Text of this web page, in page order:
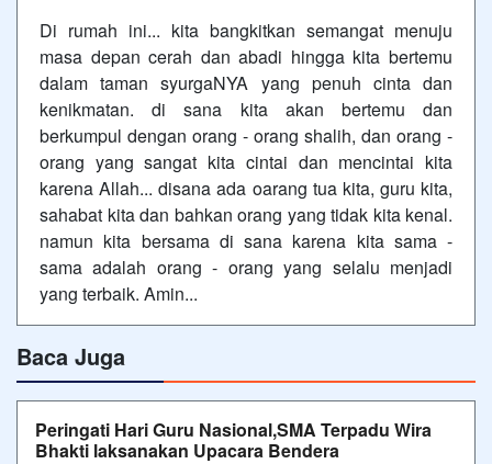
Di rumah ini... kita bangkitkan semangat menuju
masa depan cerah dan abadi hingga kita bertemu
dalam taman syurgaNYA yang penuh cinta dan
kenikmatan. di sana kita akan bertemu dan
berkumpul dengan orang - orang shalih, dan orang -
orang yang sangat kita cintai dan mencintai kita
karena Allah... disana ada oarang tua kita, guru kita,
sahabat kita dan bahkan orang yang tidak kita kenal.
namun kita bersama di sana karena kita sama -
sama adalah orang - orang yang selalu menjadi
yang terbaik. Amin...
Baca Juga
Peringati Hari Guru Nasional,SMA Terpadu Wira
Bhakti laksanakan Upacara Bendera